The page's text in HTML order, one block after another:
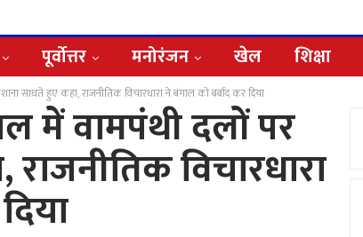
पूर्वोत्तर मनोरंजन खेल शिक्षा
साधते हुए कहा, राजनीतिक विचारधारा ने बंगाल को बर्बाद कर दिया
में वामपंथी दलों पर
विचारधारा